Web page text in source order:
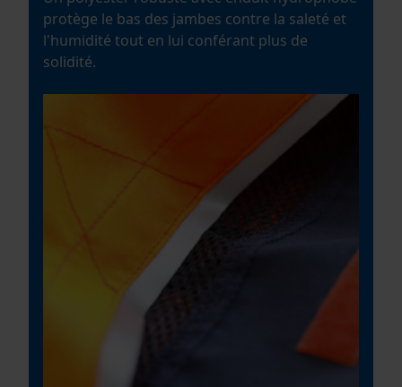
protège le bas des jambes contre la saleté et
l'humidité tout en lui conférant plus de
solidité.